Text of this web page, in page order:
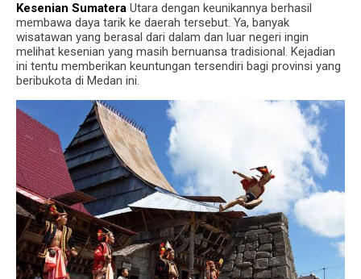
Kesenian Sumatera Utara dengan keunikannya berhasil
membawa daya tarik ke daerah tersebut. Ya, banyak
wisatawan yang berasal dari dalam dan luar negeri ingin
melihat kesenian yang masih bernuansa tradisional. Kejadian
ini tentu memberikan keuntungan tersendiri bagi provinsi yang
beribukota di Medan ini.